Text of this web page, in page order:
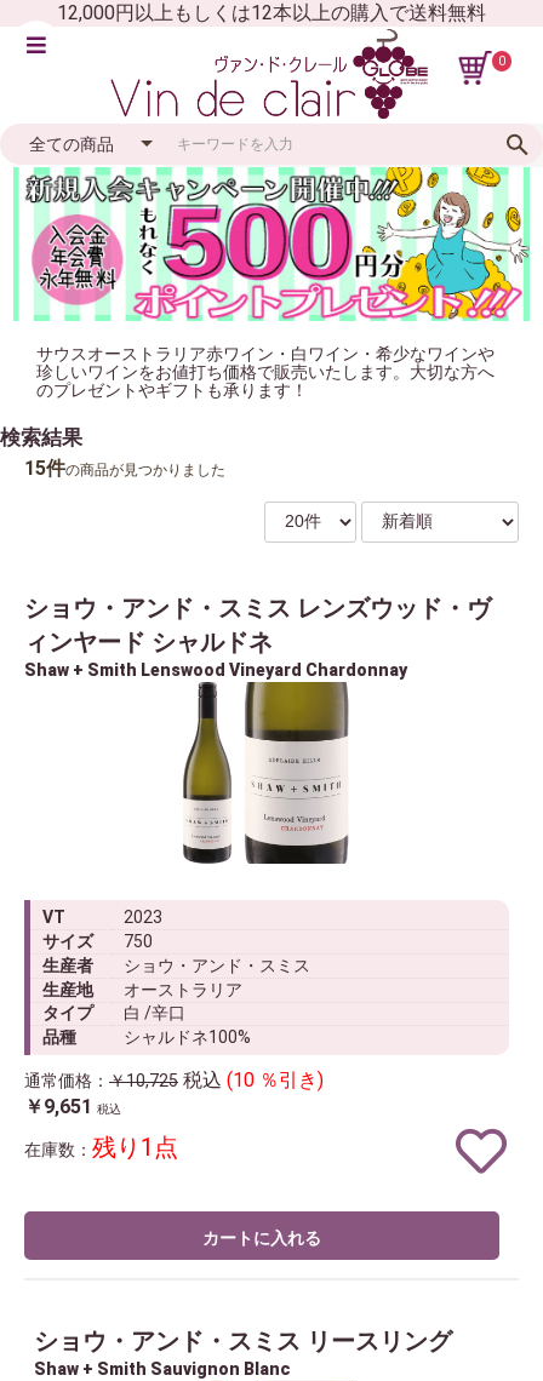
12,000円以上もしくは12本以上の購入で送料無料
0
サウスオーストラリア赤ワイン・白ワイン・希少なワインや
珍しいワインをお値打ち価格で販売いたします。大切な方へ
のプレゼントやギフトも承ります！
検索結果
15件の商品が見つかりました
ショウ・アンド・スミス レンズウッド・ヴ
ィンヤード シャルドネ
Shaw + Smith Lenswood Vineyard Chardonnay
VT
2023
サイズ
750
生産者
ショウ・アンド・スミス
生産地
オーストラリア
タイプ
白 /辛口
品種
シャルドネ100%
通常価格： ￥10,725 税込 (10 ％引き)
￥9,651 税込
在庫数： 残り1点
カートに入れる
ショウ・アンド・スミス リースリング
Shaw + Smith Sauvignon Blanc